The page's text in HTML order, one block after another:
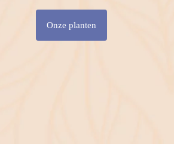
Onze planten